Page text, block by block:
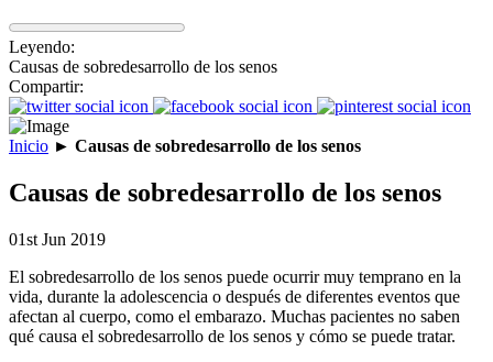
Leyendo:
Causas de sobredesarrollo de los senos
Compartir:
Inicio ► Causas de sobredesarrollo de los senos
Causas de sobredesarrollo de los senos
01st Jun 2019
El sobredesarrollo de los senos puede ocurrir muy temprano en la
vida, durante la adolescencia o después de diferentes eventos que
afectan al cuerpo, como el embarazo. Muchas pacientes no saben
qué causa el sobredesarrollo de los senos y cómo se puede tratar.